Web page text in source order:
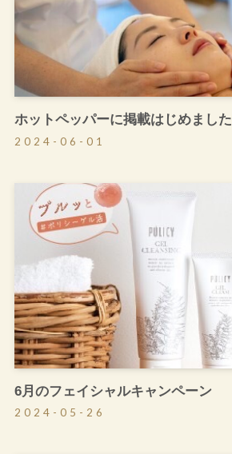
ホットペッパーに掲載はじめました
2024-06-01
6月のフェイシャルキャンペーン
2024-05-26